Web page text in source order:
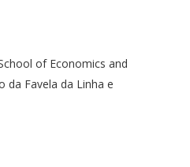
of Economics and
da Favela da Linha e